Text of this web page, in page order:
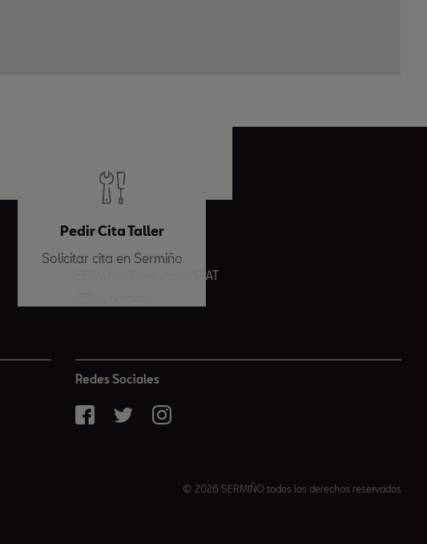
Pedir Cita Taller
Solicitar cita en Sermiño
SERMIÑO Taller oficial SEAT
Redes Sociales
© 2026 SERMIÑO todos los derechos reservados